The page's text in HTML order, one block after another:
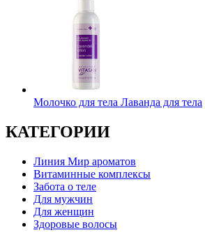
Молочко для тела Лаванда для тела
КАТЕГОРИИ
Линия Мир ароматов
Витаминные комплексы
Забота о теле
Для мужчин
Для женщин
Здоровые волосы